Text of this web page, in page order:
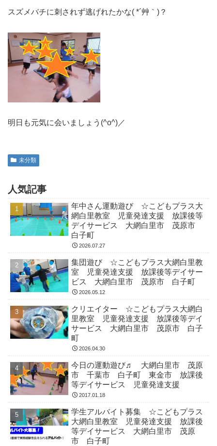
スズメバチに刺されず逃げれたかな( *´艸｀)？
明日も元気に会いましょう(^o^)／
未分類
人気記事
年中さん運動遊び ☆こどもプラス大
網白里教室 児童発達支援 放課後等
デイサービス 大網白里市 茂原市
白子町
2026.07.27
集団遊び ☆こどもプラス大網白里教
室 児童発達支援 放課後等デイサー
ビス 大網白里市 茂原市 白子町
2026.05.12
クリエイター ☆こどもプラス大網白
里教室 児童発達支援 放課後等デイ
サービス 大網白里市 茂原市 白子
町
2026.04.30
今日の運動遊び♬ 大網白里市 茂原
市 千葉市 白子町 東金市 放課後
等デイサービス 児童発達支援
2017.01.18
学生アルバイト募集 ☆こどもプラス
大網白里教室 児童発達支援 放課後
等デイサービス 大網白里市 茂原
市 白子町